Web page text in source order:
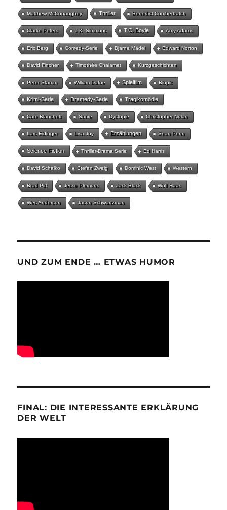
Matthew McConaughey Thriller Benedict Cumberbatch
Clarke Peters J.K. Simmons T.C. Boyle Amy Adams
Eric Berg Comedy-Serie Bjarne Mädel Edward Norton
David Fincher Timothée Chalamet Kurzgeschichten
Peter Stamm William Dafoe Spielfilm Biopic
Krimi-Serie Dramedy-Serie Tragikomödie
Cate Blanchett Satire Dystopie Christopher Nolan
Lars Eidinger Lisa Joy Erzählungen Sean Penn
Science Fiction Thriller-Drama Serie Ed Harris
David Schalko Stefan Zweig Dominic West Western
Brad Pitt Jesse Plemons Jack Black Wolf Haas
Wes Anderson Jason Schwartzman
UND ZUM ENDE … ETWAS HUMOR
FINAL: DIE INTERESSANTE ERKLÄRUNG
DER WELT